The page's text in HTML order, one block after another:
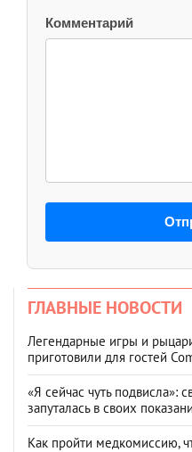
Комментарий
ГЛАВНЫЕ НОВОСТИ
Легендарные игры и
приготовили для гостей
«Я сейчас чуть подвисла»:
запуталась в своих
Как пройти медкомиссию,